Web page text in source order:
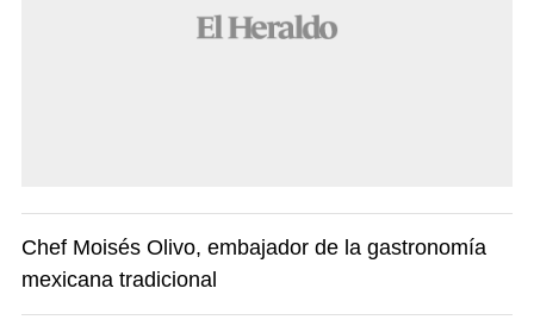
Chef Moisés Olivo, embajador de la gastronomía
mexicana tradicional